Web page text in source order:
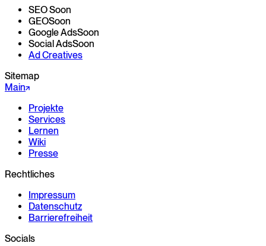
SEOSoon
GEOSoon
Google AdsSoon
Social AdsSoon
Ad Creatives
Sitemap
Main
Projekte
Services
Lernen
Wiki
Presse
Rechtliches
Impressum
Datenschutz
Barrierefreiheit
Socials